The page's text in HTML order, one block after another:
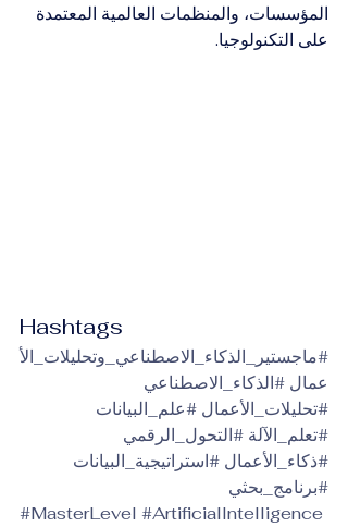
المؤسسات، والمنظمات العالمية المعتمدة
على التكنولوجيا.
Hashtags
#ماجستير_الذكاء_الاصطناعي_وتحليلات_الأ
عمال #الذكاء_الاصطناعي
#تحليلات_الأعمال #علم_البيانات
#تعلم_الآلة #التحول_الرقمي
#ذكاء_الأعمال #استراتيجية_البيانات
#برنامج_بحثي
#MasterLevel #ArtificialIntelligence